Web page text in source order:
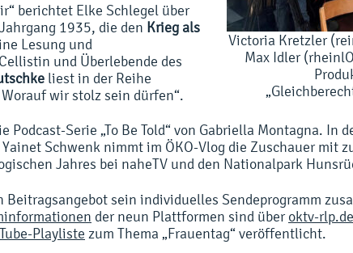
Victoria Kretzler
Max Idler
berichtet Elke Schlegel über
1935, die den Krieg als
Lesung und
und Überlebende des
liest in der Reihe
wir stolz sein dürfen“.
Podcast-Serie „To Be Told“ von Gabriella Montagna. In
Schwenk nimmt im ÖKO-Vlog die Zuschauer mit
Jahres bei naheTV und den Nationalpark
sein individuelles Sendeprogramm
der neun Plattformen sind überoktv-rlp.de
Playliste zum Thema „Frauentag“ veröffentlicht.